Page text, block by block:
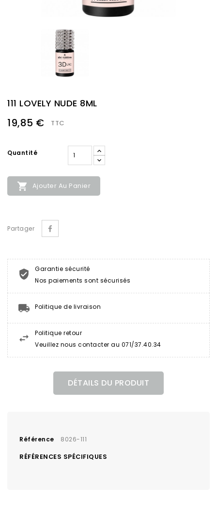
111 LOVELY NUDE 8ML
19,85 € TTC
Quantité
 Ajouter Au Panier
Partager
Garantie sécurité
Nos paiements sont sécurisés
Politique de livraison
Politique retour
Veuillez nous contacter au 071/37.40.34
DÉTAILS DU PRODUIT
Référence 8026-111
RÉFÉRENCES SPÉCIFIQUES